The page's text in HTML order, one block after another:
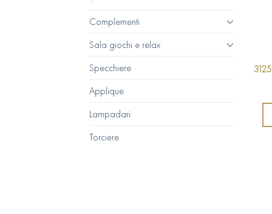
Complementi
Sala giochi e relax
Specchiere
Applique
Lampadari
Torciere
3125